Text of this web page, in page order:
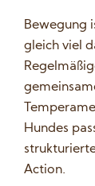
Bewegung
gleich viel
Hundes
Action.